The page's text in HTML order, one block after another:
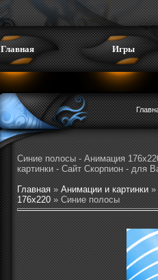
Главная Игры
Синие полосы - Анимация
картинки - Сайт Скорпион - для
Главная » Анимации и картинки »
176x220 » Синие полосы